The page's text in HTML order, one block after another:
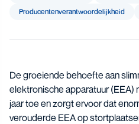
Producenten­­­­verantwoor­delijk­heid
De groeiende behoefte aan
elektronische apparatuur
jaar toe en zorgt ervoor dat
verouderde EEA op